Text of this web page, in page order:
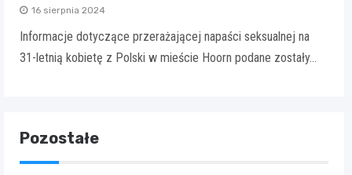
16 sierpnia 2024
Informacje dotyczące przerażającej napaści seksualnej na
31-letnią kobietę z Polski w mieście Hoorn podane zostały…
Pozostałe